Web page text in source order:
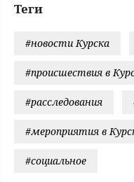
Теги
#новости Курска
#происшествия в
#расследования
#мероприятия в
#социальное